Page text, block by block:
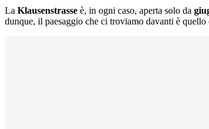
La Klausenstrasse è, in ogni caso, aperta solo da
dunque, il paesaggio che ci troviamo davanti è